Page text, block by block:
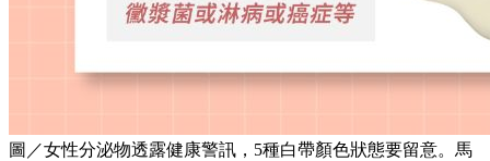
圖／女性分泌物透露健康警訊，5種白帶顏色狀態要留意。馬